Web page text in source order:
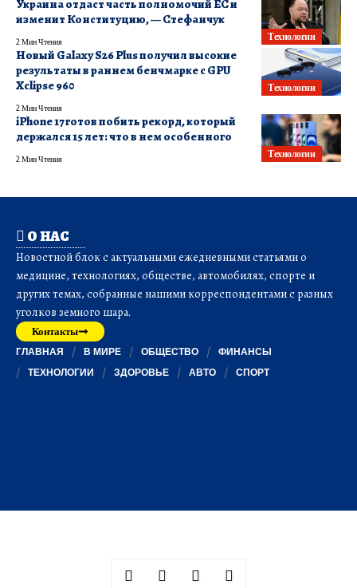
Технологии
Украина отдаст часть полномочий ЕС и
изменит Конституцию, — Стефанчук
2 Мин Чтения
Технологии
Новый Galaxy S26 Plus получил высокие
результаты в раннем бенчмарке с GPU
Xclipse 960
2 Мин Чтения
Технологии
iPhone 17 готов побить рекорд, который
держался 15 лет: что в нем особенного
2 Мин Чтения
О НАС
Новостной блок с актуальными ежедневными статьями о
медицине, технологиях, обществе, автомобилях, спорте и
других темах, собранные нашими корреспондентами с разных
уголков земного шара.
Контакты
ГЛАВНАЯ В МИРЕ ОБЩЕСТВО
ФИНАНСЫ
ТЕХНОЛОГИИ
ЗДОРОВЬЕ АВТО СПОРТ